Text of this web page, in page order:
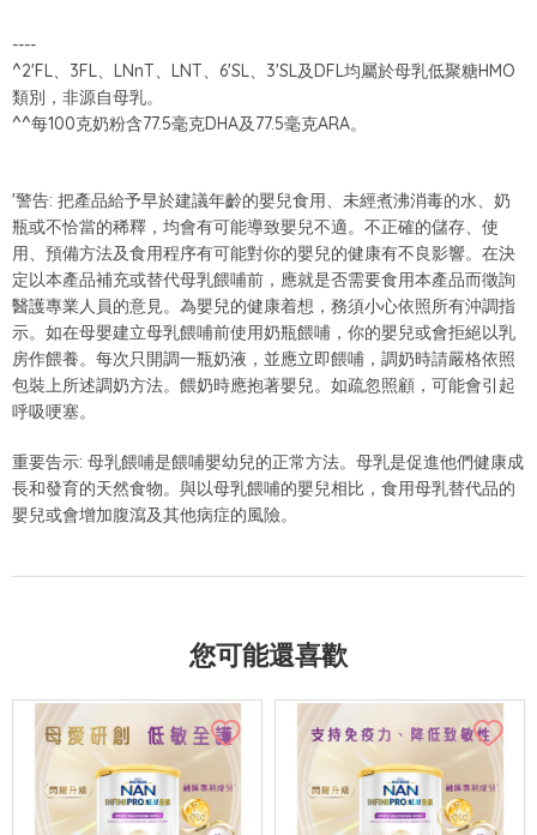
----
^2'FL、3FL、LNnT、LNT、6'SL、3'SL及DFL均屬於母乳低聚糖HMO
類別，非源自母乳。
^^每100克奶粉含77.5毫克DHA及77.5毫克ARA。
'警告: 把產品給予早於建議年齡的嬰兒食用、未經煮沸消毒的水、奶
瓶或不恰當的稀釋，均會有可能導致嬰兒不適。不正確的儲存、使
用、預備方法及食用程序有可能對你的嬰兒的健康有不良影響。在決
定以本產品補充或替代母乳餵哺前，應就是否需要食用本產品而徵詢
醫護專業人員的意見。為嬰兒的健康着想，務須小心依照所有沖調指
示。如在母嬰建立母乳餵哺前使用奶瓶餵哺，你的嬰兒或會拒絕以乳
房作餵養。每次只開調一瓶奶液，並應立即餵哺，調奶時請嚴格依照
包裝上所述調奶方法。餵奶時應抱著嬰兒。如疏忽照顧，可能會引起
呼吸哽塞。
重要告示: 母乳餵哺是餵哺嬰幼兒的正常方法。母乳是促進他們健康成
長和發育的天然食物。與以母乳餵哺的嬰兒相比，食用母乳替代品的
嬰兒或會增加腹瀉及其他病症的風險。
您可能還喜歡